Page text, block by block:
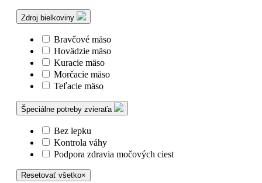
Zdroj bielkoviny
Bravčové mäso
Hovädzie mäso
Kuracie mäso
Morčacie mäso
Teľacie mäso
Špeciálne potreby zvieraťa
Bez lepku
Kontrola váhy
Podpora zdravia močových ciest
Resetovať všetko×